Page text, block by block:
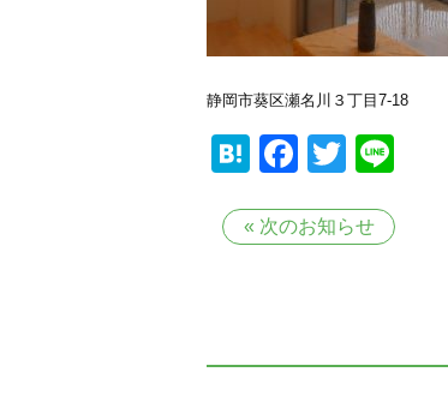
静岡市葵区瀬名川３丁目7-18
Hatena
Facebook
Twitter
« 次のお知らせ